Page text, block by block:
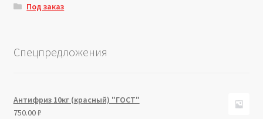
Под заказ
Спецпредложения
Антифриз 10кг (красный) "ГОСТ"
750.00₽